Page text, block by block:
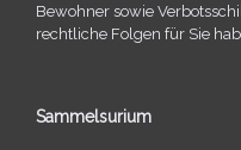
Bewohner sowie
recht­li­che Folgen für Sie
Sammelsurium